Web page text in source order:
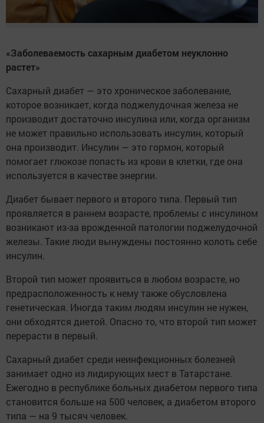
«Заболеваемость сахарным диабетом неуклонно
растет»
Сахарный диабет — это хроническое заболевание,
которое возникает, когда поджелудочная железа не
производит достаточно инсулина или, когда организм
не может правильно использовать инсулин, который
она производит. Инсулин — это гормон, который
помогает глюкозе попасть из крови в клетки, где она
используется в качестве энергии.
Диабет бывает первого и второго типа. Первый тип
проявляется в раннем возрасте, проблемы с инсулином
возникают из-за врожденной патологии поджелудочной
железы. Такие люди вынуждены постоянно колоть себе
инсулин.
Второй тип может проявиться в любом возрасте, но
предрасположенность к нему также обусловлена
генетическая. Иногда таким людям инсулин не нужен,
они обходятся диетой. Опасно то, что второй тип может
перерасти в первый.
Сахарный диабет среди неинфекционных болезней
занимает одно из лидирующих мест в Татарстане.
Ежегодно в республике больных диабетом первого типа
становится больше на 500 человек, а диабетом второго
типа — на 9 тысяч человек.